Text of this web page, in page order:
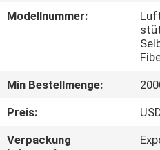
SIE
MIT
UNS
Modellnummer:
Min Bestellmenge:
Preis:
Verpackung